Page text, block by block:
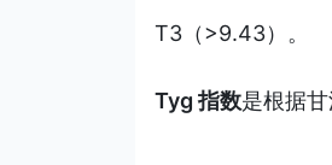
T3（>9.43）。
Tyg 指数是根据